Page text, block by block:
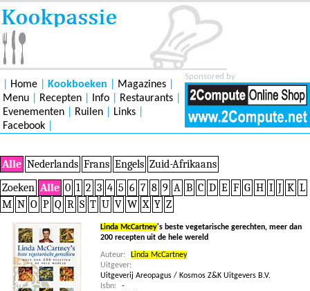
Sponsored by
Home Kookboeken Magazines
Menu
Recepten Info Restaurants
Evenementen
Ruilen Links
Facebook
Alle Nederlands Frans Engels Zuid-Afrikaans
Zoeken Alle 0 1 2 3 4 5 6 7 8 9 A B C D E F G H I J K L
M N O P Q R S T U V W X Y Z
Linda McCartney's beste vegetarische gerechten, meer dan
200 recepten uit de hele wereld
Auteur:
Linda McCartney
Uitgever:
Uitgeverij Areopagus / Kosmos Z&K Uitgevers B.V.
Isbn:
-